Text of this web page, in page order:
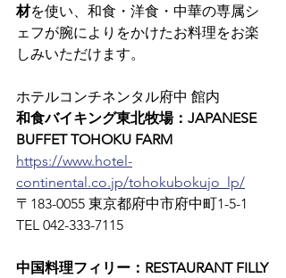
材を使い、和食・洋食・中華の専属シ
ェフが腕によりをかけたお料理をお楽
しみいただけます。
ホテルコンチネンタル府中 館内
和食バイキング東北牧場：JAPANESE
BUFFET TOHOKU FARM
https://www.hotel-
continental.co.jp/tohokubokujo_lp/
〒183-0055 東京都府中市府中町1-5-1
TEL 042-333-7115
中国料理フィリー：RESTAURANT FILLY